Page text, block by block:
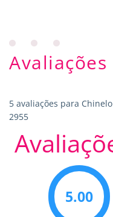
Avaliações
5 avaliações para
2955
5.00